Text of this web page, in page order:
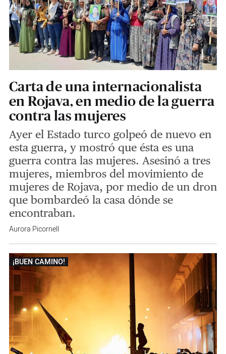
Carta de una internacionalista
en Rojava, en medio de la guerra
contra las mujeres
Ayer el Estado turco golpeó de nuevo en
esta guerra, y mostró que ésta es una
guerra contra las mujeres. Asesinó a tres
mujeres, miembros del movimiento de
mujeres de Rojava, por medio de un dron
que bombardeó la casa dónde se
encontraban.
Aurora Picornell
¡BUEN CAMINO!